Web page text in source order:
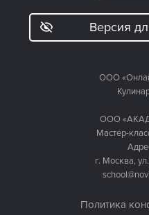
ООО
ООО
Мастер-
г. Москва,
Политика
Версия